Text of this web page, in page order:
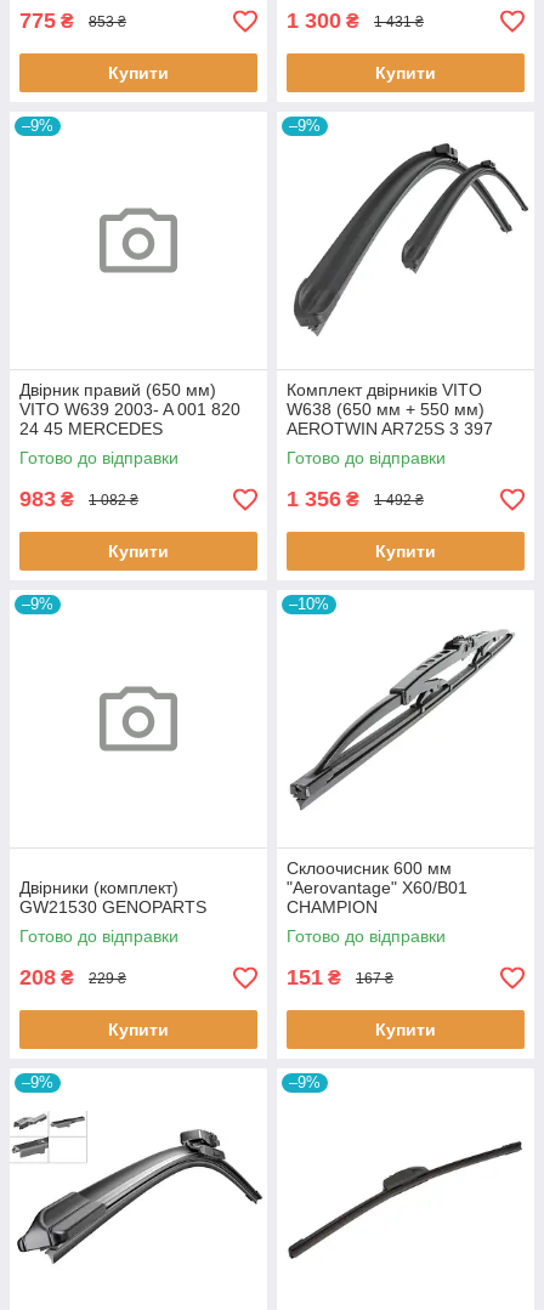
775 ₴ 853 ₴
Купити
1 300 ₴ 1 431 ₴
Купити
–9%
Двірник правий (650 мм)
VITO W639 2003- A 001 820
24 45 MERCEDES
Готово до відправки
983 ₴ 1 082 ₴
Купити
–9%
Комплект двірників VITO
W638 (650 мм + 550 мм)
AEROTWIN AR725S 3 397
007 567 BOSCH
Готово до відправки
1 356 ₴ 1 492 ₴
Купити
–9%
Двірники (комплект)
GW21530 GENOPARTS
Готово до відправки
208 ₴ 229 ₴
Купити
–10%
Склоочисник 600 мм
"Aerovantage" X60/B01
CHAMPION
Готово до відправки
151 ₴ 167 ₴
Купити
–9% –9%